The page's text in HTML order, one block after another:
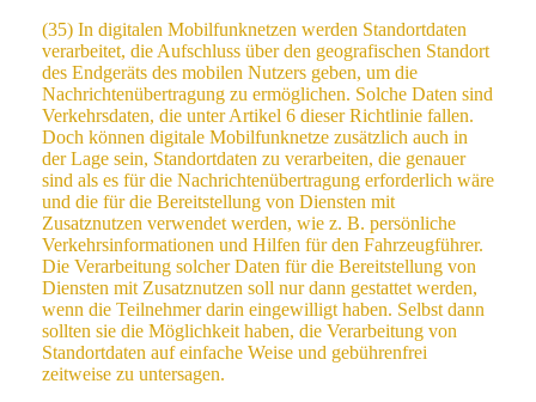
(35) In digitalen Mobilfunknetzen werden Standortdaten
verarbeitet, die Aufschluss über den geografischen Standort
des Endgeräts des mobilen Nutzers geben, um die
Nachrichtenübertragung zu ermöglichen. Solche Daten sind
Verkehrsdaten, die unter Artikel 6 dieser Richtlinie fallen.
Doch können digitale Mobilfunknetze zusätzlich auch in
der Lage sein, Standortdaten zu verarbeiten, die genauer
sind als es für die Nachrichtenübertragung erforderlich wäre
und die für die Bereitstellung von Diensten mit
Zusatznutzen verwendet werden, wie z. B. persönliche
Verkehrsinformationen und Hilfen für den Fahrzeugführer.
Die Verarbeitung solcher Daten für die Bereitstellung von
Diensten mit Zusatznutzen soll nur dann gestattet werden,
wenn die Teilnehmer darin eingewilligt haben. Selbst dann
sollten sie die Möglichkeit haben, die Verarbeitung von
Standortdaten auf einfache Weise und gebührenfrei
zeitweise zu untersagen.